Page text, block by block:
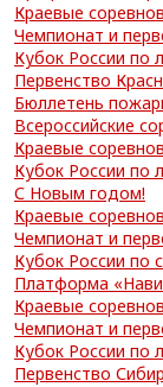
Краевые
Чемпионат и
Кубок России по
Первенство
Бюллетень
Всероссийские
Краевые
Кубок России по
С Новым годом!
Краевые
Чемпионат и
Кубок России по
Платформа
Краевые
Чемпионат и
Кубок России по
Первенство